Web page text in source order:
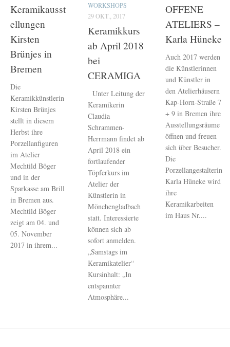
Keramikausst
ellungen
Kirsten
Brünjes in
Bremen
Die
Keramikkünstlerin
Kirsten Brünjes
stellt in diesem
Herbst ihre
Porzellanfiguren
im Atelier
Mechtild Böger
und in der
Sparkasse am Brill
in Bremen aus.
Mechtild Böger
zeigt am 04. und
05. November
2017 in ihrem...
WORKSHOPS
29 OKT., 2017
Keramikkurs
ab April 2018
bei
CERAMIGA
Unter Leitung der
Keramikerin
Claudia
Schrammen-
Herrmann findet ab
April 2018 ein
fortlaufender
Töpferkurs im
Atelier der
Künstlerin in
Mönchengladbach
statt. Interessierte
können sich ab
sofort anmelden.
„Samstags im
Keramikatelier“
Kursinhalt: „In
entspannter
Atmosphäre...
OFFENE
ATELIERS –
Karla Hüneke
Auch 2017 werden
die Künstlerinnen
und Künstler in
den Atelierhäusern
Kap-Horn-Straße 7
+ 9 in Bremen ihre
Ausstellungsräume
öffnen und freuen
sich über Besucher.
Die
Porzellangestalterin
Karla Hüneke wird
ihre
Keramikarbeiten
im Haus Nr....